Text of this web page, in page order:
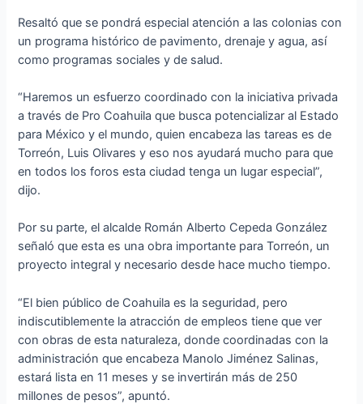
Resaltó que se pondrá especial atención a las colonias con
un programa histórico de pavimento, drenaje y agua, así
como programas sociales y de salud.
“Haremos un esfuerzo coordinado con la iniciativa privada
a través de Pro Coahuila que busca potencializar al Estado
para México y el mundo, quien encabeza las tareas es de
Torreón, Luis Olivares y eso nos ayudará mucho para que
en todos los foros esta ciudad tenga un lugar especial”,
dijo.
Por su parte, el alcalde Román Alberto Cepeda González
señaló que esta es una obra importante para Torreón, un
proyecto integral y necesario desde hace mucho tiempo.
“El bien público de Coahuila es la seguridad, pero
indiscutiblemente la atracción de empleos tiene que ver
con obras de esta naturaleza, donde coordinadas con la
administración que encabeza Manolo Jiménez Salinas,
estará lista en 11 meses y se invertirán más de 250
millones de pesos”, apuntó.